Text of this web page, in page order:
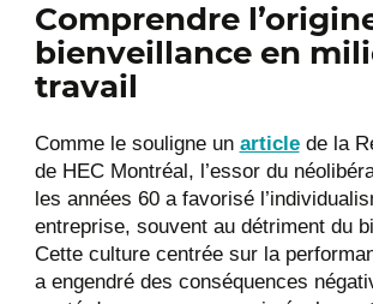
Comprendre
bienveillance en
travail
Comme le souligne un articlede la
de HEC Montréal, l’essor du
les années 60 a favorisé
entreprise, souvent au détriment du
Cette culture centrée sur la
a engendré des conséquences